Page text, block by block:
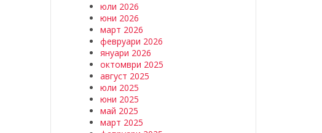
юли 2026
юни 2026
март 2026
февруари 2026
януари 2026
октомври 2025
август 2025
юли 2025
юни 2025
май 2025
март 2025